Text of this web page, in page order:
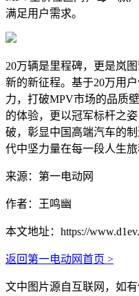
满足用户需求。
20万辆是里程碑，更是岚
新的新征程。基于20万用
力，打破MPV市场的品质
的体验，更以冠军标杆之
破，彰显中国高端汽车的
代中坚力量在每一段人生
来源：第一电动网
作者：王鸣幽
本文地址： https://
返回第一电动网首页 >
文中图片源自互联网，如有